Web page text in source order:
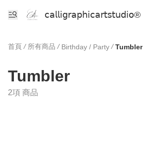
𝖼𝖺𝗅𝗅𝗂𝗀𝗋𝖺𝗉𝗁𝗂𝖼𝖺𝗋𝗍𝗌𝗍𝗎𝖽𝗂𝗈®
首頁 / 所有商品 / Birthday / Party / Tumbler
Tumbler
2項 商品